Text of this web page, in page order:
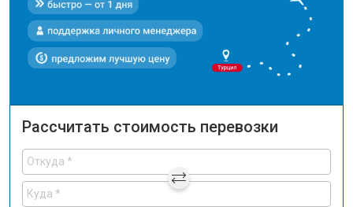
Рассчитать стоимость перевозки